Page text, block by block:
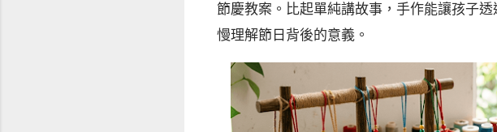
節慶教案。比起單純講故事，手作能讓孩子
慢理解節日背後的意義。